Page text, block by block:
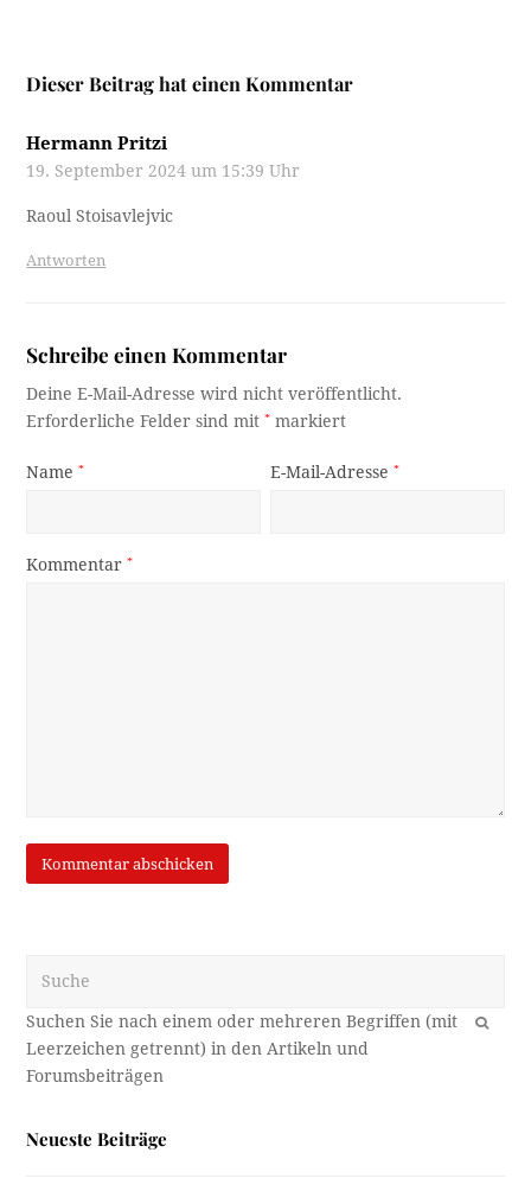
Dieser Beitrag hat einen Kommentar
Hermann Pritzi
19. September 2024 um 15:39 Uhr
Raoul Stoisavlejvic
Antworten
Schreibe einen Kommentar
Deine E-Mail-Adresse wird nicht veröffentlicht.
Erforderliche Felder sind mit* markiert
Name* E-Mail-Adresse*
Kommentar*
OK
Neueste Beiträge